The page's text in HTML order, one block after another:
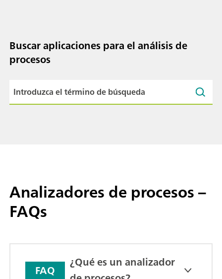
Buscar aplicaciones para el análisis de
procesos
Analizadores de procesos –
FAQs
FAQ
¿Qué es un analizador